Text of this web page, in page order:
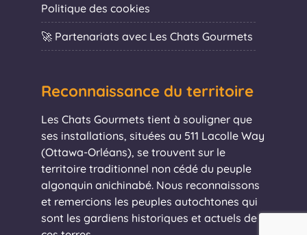
Politique des cookies
🚀 Partenariats avec Les Chats Gourmets
Reconnaissance du territoire
Les Chats Gourmets tient à souligner que
ses installations, situées au 511 Lacolle Way
(Ottawa-Orléans), se trouvent sur le
territoire traditionnel non cédé du peuple
algonquin anichinabé. Nous reconnaissons
et remercions les peuples autochtones qui
sont les gardiens historiques et actuels de